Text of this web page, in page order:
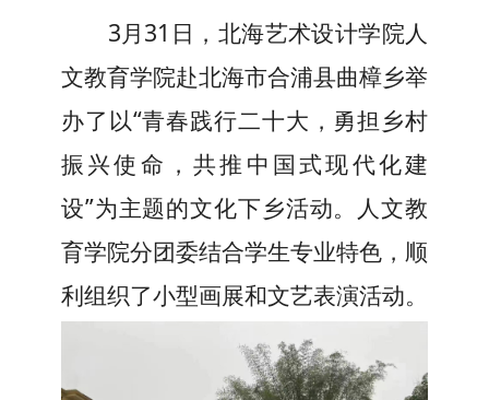
3月31日，北海艺术设计学院人
文教育学院赴北海市合浦县曲樟乡举
办了以“青春践行二十大，勇担乡村
振兴使命，共推中国式现代化建
设”为主题的文化下乡活动。人文教
育学院分团委结合学生专业特色，顺
利组织了小型画展和文艺表演活动。